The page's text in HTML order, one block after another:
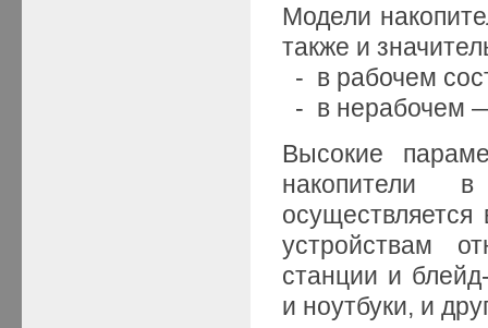
Модели
также и
- в рабочем
- в нерабочем
Высокие
накопители в
устройствам
станции и
и ноутбуки, и